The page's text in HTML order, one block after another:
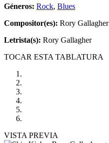
Géneros: Rock, Blues
Compositor(es): Rory Gallagher
Letrista(s): Rory Gallagher
TOCAR ESTA TABLATURA
VISTA PREVIA